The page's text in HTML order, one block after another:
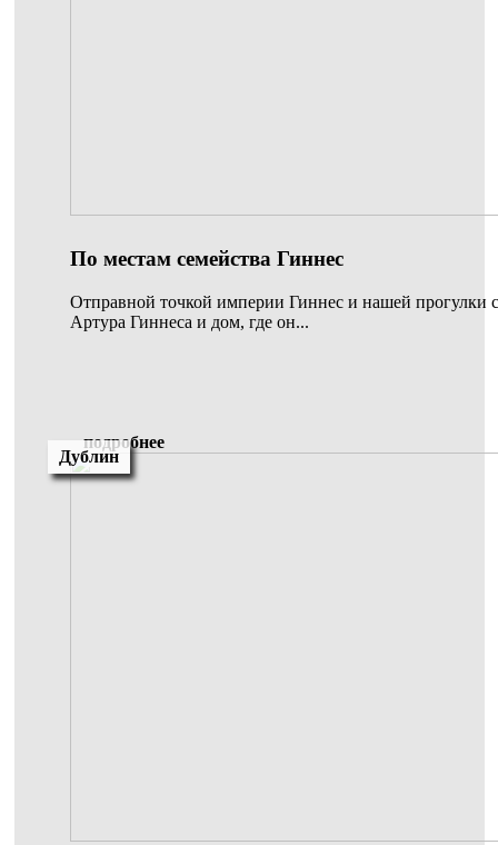
По местам семейства Гиннес
Отправной точкой империи Гиннес и нашей прогулки
Артура Гиннеса и дом, где он...
подробнее
Дублин